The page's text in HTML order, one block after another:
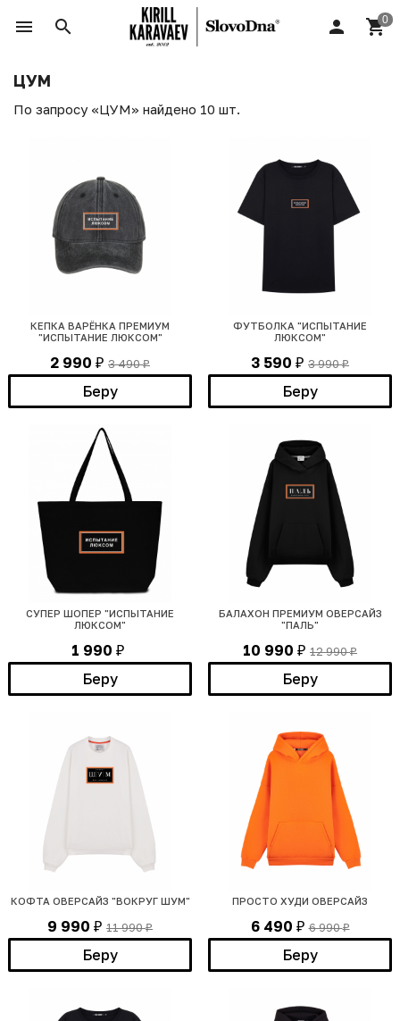
ЦУМ
По запросу «ЦУМ» найдено 10 шт.
КЕПКА ВАРЁНКА ПРЕМИУМ
"ИСПЫТАНИЕ ЛЮКСОМ"
2 990 ₽ 3 490₽
Беру
ФУТБОЛКА "ИСПЫТАНИЕ
ЛЮКСОМ"
3 590 ₽ 3 990₽
Беру
СУПЕР ШОПЕР "ИСПЫТАНИЕ
ЛЮКСОМ"
1 990 ₽
Беру
БАЛАХОН ПРЕМИУМ ОВЕРСАЙЗ
"ПАЛЬ"
10 990 ₽ 12 990₽
Беру
КОФТА ОВЕРСАЙЗ "ВОКРУГ ШУМ"
9 990 ₽ 11 990₽
Беру
ПРОСТО ХУДИ ОВЕРСАЙЗ
6 490 ₽ 6 990₽
Беру